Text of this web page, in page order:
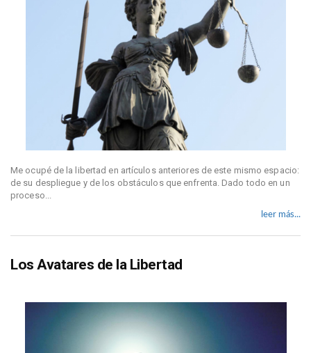
Me ocupé de la libertad en artículos anteriores de este mismo espacio:
de su despliegue y de los obstáculos que enfrenta. Dado todo en un
proceso...
leer más...
Los Avatares de la Libertad